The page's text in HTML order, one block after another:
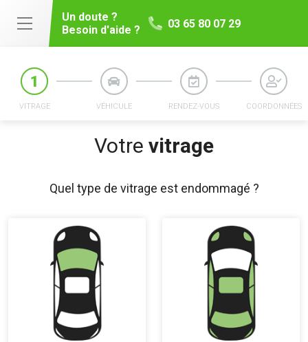
Un doute ?
Besoin d'aide ?
03 65 80 07 29
Votre vitrage
VITRAGE VÉHICULE RENDEZ-VOUS COORDONNÉES
Quel type de vitrage est endommagé ?